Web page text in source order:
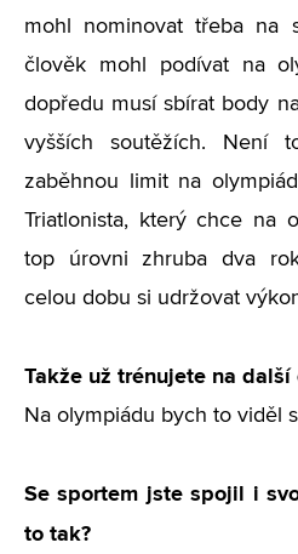
mohl nominovat třeba na
člověk mohl podívat na
dopředu musí sbírat body
vyšších soutěžích. Není
zaběhnou limit na
Triatlonista, který chce na
top úrovni zhruba dva
celou dobu si udržovat
Takže už trénujete na další
Na olympiádu bych to viděl
Se sportem jste spojil i
to tak?